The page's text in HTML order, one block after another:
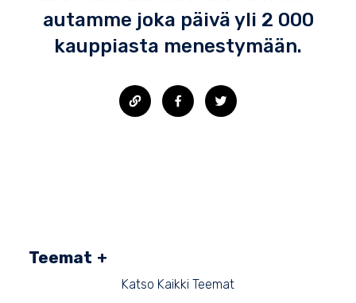
autamme joka päivä yli 2 000
kauppiasta menestymään.
Teemat
Katso Kaikki Teemat